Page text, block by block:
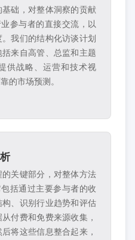
础，对整体洞察的贡献
参与者的直接交流，以
我们的结构化访谈计划
来自高管、总监和主题
供战略、运营和技术视
的市场预测。
关键部分，对整体方法
括通过主要参与者的收
、识别行业趋势和评估
付费和免费来源收集，
将这些信息整合起来，